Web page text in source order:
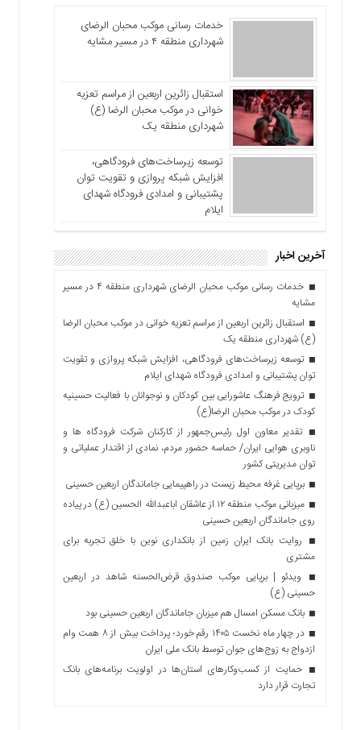
خدمات رسانی موکب محبان الرضای
شهرداری منطقه ۴ در مسیر مشایه
استقبال زائرین اربعین از مراسم تعزیه
خوانی در موکب محبان الرضا (ع)
شهرداری منطقه یک
توسعه زیرساخت‌های فرودگاهی،
افزایش شبکه پروازی و تقویت توان
پشتیبانی و امدادی فرودگاه شهدای
ایلام
آخرین اخبار
خدمات رسانی موکب محبان الرضای شهرداری منطقه ۴ در مسیر
مشایه
استقبال زائرین اربعین از مراسم تعزیه خوانی در موکب محبان الرضا
(ع) شهرداری منطقه یک
توسعه زیرساخت‌های فرودگاهی، افزایش شبکه پروازی و تقویت
توان پشتیبانی و امدادی فرودگاه شهدای ایلام
ترویج فرهنگ عاشورایی بین کودکان و نوجوانان با فعالیت حسینیه
کودک در موکب محبان الرضا(ع)
تقدیر معاون اول رئیس‌جمهور از کارکنان شرکت فرودگاه ها و
ناوبری هوایی ایران/ حماسه حضور مردم، نمادی از اقتدار عملیاتی و
توان مدیریتی کشور
برپایی غرفه محیط زیست در راهپیمایی جاماندگان اربعین حسینی
میزبانی موکب منطقه ۱۲ از عاشقان اباعبدالله الحسین (ع) در پیاده
روی جاماندگان اربعین حسینی
روایت بانک ایران زمین از بانکداری نوین با خلق تجربه برای
مشتری
ویدئو | برپایی موکب صندوق قرض‌الحسنه شاهد در اربعین
حسینی (ع)
بانک مسکن امسال هم میزبان جاماندگان اربعین حسینی بود
در چهار ماه نخست ۱۴۰۵ رقم خورد؛ پرداخت بیش از ۸ همت وام
ازدواج به زوج‌های جوان توسط بانک ملی ایران
حمایت از کسب‌وکارهای استان‌ها در اولویت برنامه‌های بانک
تجارت قرار دارد